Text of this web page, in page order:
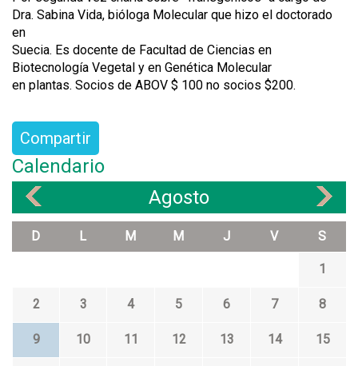
Dra. Sabina Vida, bióloga Molecular que hizo el doctorado
en
Suecia. Es docente de Facultad de Ciencias en
Biotecnología Vegetal y en Genética Molecular
en plantas. Socios de ABOV $ 100 no socios $200.
Compartir
Calendario
Agosto
D L M M J V S
1
2 3 4 5 6 7 8
9 10 11 12 13 14 15